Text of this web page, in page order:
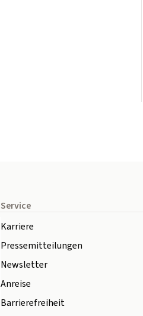
Service
Karriere
Pressemitteilungen
Newsletter
Anreise
Barrierefreiheit